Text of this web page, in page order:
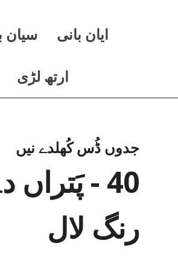
ايان بانی سيان
ارتھ لڑی
جدوں ڈُس کُھلدے نیں
40 - پَتراں
رنگ لال